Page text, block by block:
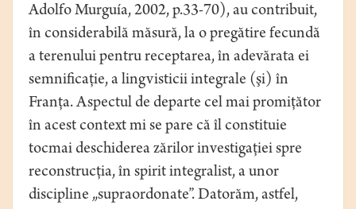
Adolfo Murguía, 2002, p.33-70), au contribuit,
în considerabilă măsură, la o pregătire fecundă
a terenului pentru receptarea, în adevărata ei
semnificaţie, a lingvisticii integrale (şi) în
Franţa. Aspectul de departe cel mai promiţător
în acest context mi se pare că îl constituie
tocmai deschiderea zărilor investigaţiei spre
reconstrucţia, în spirit integralist, a unor
discipline „supraordonate”. Datorăm, astfel,